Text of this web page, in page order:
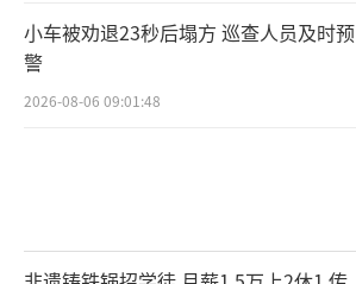
小车被劝退23秒后塌方 巡查人员及时预
警
2026-08-06 09:01:48